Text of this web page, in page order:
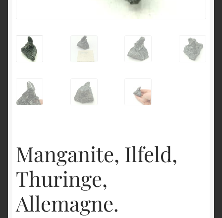
Manganite, Ilfeld,
Thuringe,
Allemagne.